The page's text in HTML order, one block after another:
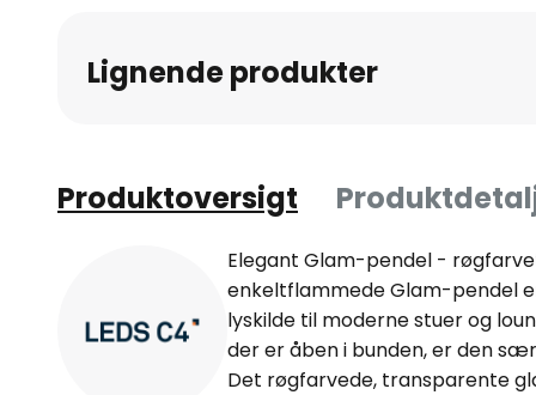
Lignende produkter
Produktoversigt
Elegant Glam-pendel -
enkeltflammede Glam-pendel
lyskilde til moderne stuer og
der er åben i bunden, er den
Det røgfarvede, transparente